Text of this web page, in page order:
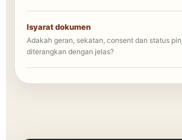
Isyarat dokumen
Adakah geran, sekatan, consent dan status
diterangkan dengan jelas?